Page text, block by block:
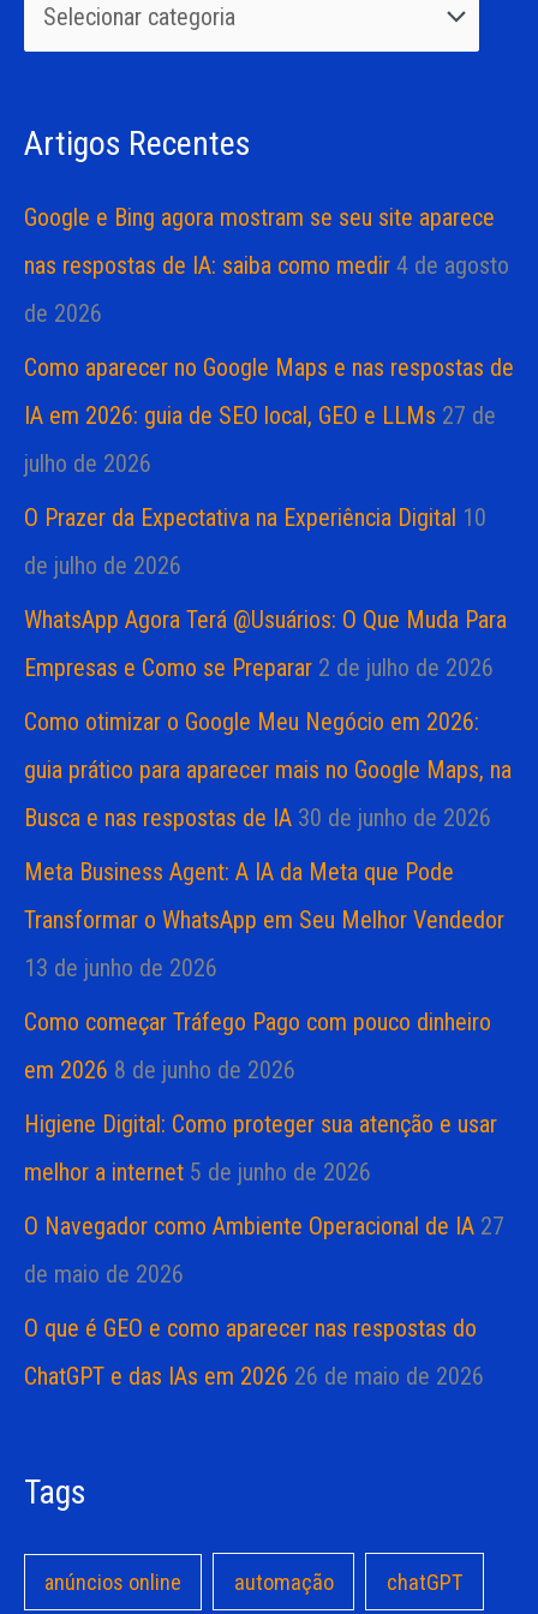
i
a
r
o
sArtigos Recentes
Google e Bing agora mostram se seu site aparece
nas respostas de IA: saiba como medir 4 de agosto
de 2026
Como aparecer no Google Maps e nas respostas de
IA em 2026: guia de SEO local, GEO e LLMs 27 de
julho de 2026
O Prazer da Expectativa na Experiência Digital 10
de julho de 2026
WhatsApp Agora Terá @Usuários: O Que Muda Para
Empresas e Como se Preparar 2 de julho de 2026
Como otimizar o Google Meu Negócio em 2026:
guia prático para aparecer mais no Google Maps, na
Busca e nas respostas de IA 30 de junho de 2026
Meta Business Agent: A IA da Meta que Pode
Transformar o WhatsApp em Seu Melhor Vendedor
13 de junho de 2026
Como começar Tráfego Pago com pouco dinheiro
em 2026 8 de junho de 2026
Higiene Digital: Como proteger sua atenção e usar
melhor a internet 5 de junho de 2026
O Navegador como Ambiente Operacional de IA 27
de maio de 2026
O que é GEO e como aparecer nas respostas do
ChatGPT e das IAs em 2026 26 de maio de 2026
Tags
anúncios online automação chatGPT